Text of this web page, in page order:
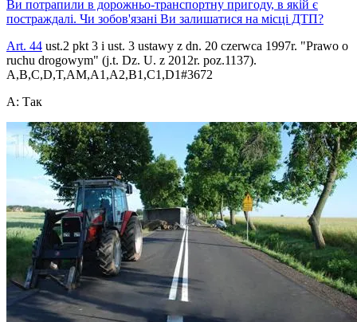
Ви потрапили в дорожньо-транспортну пригоду, в якій є
постраждалі. Чи зобов'язані Ви залишатися на місці ДТП?
Art. 44 ust.2 pkt 3 i ust. 3 ustawy z dn. 20 czerwca 1997r. "Prawo o
ruchu drogowym" (j.t. Dz. U. z 2012r. poz.1137).
A,B,C,D,T,AM,A1,A2,B1,C1,D1#3672
A: Так